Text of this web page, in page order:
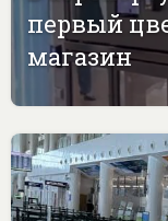
первый
магазин